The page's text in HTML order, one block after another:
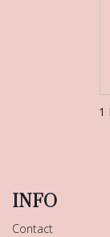
1
INFO
Contact